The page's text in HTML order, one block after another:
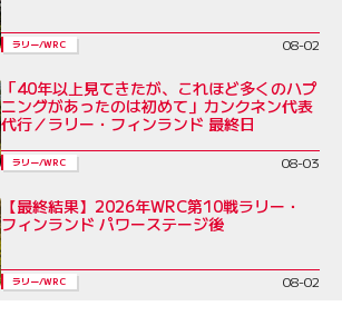
ラリー/WRC 08-02
「40年以上見てきたが、これほど多くのハプ
ニングがあったのは初めて」カンクネン代表
代行／ラリー・フィンランド 最終日
ラリー/WRC 08-03
【最終結果】2026年WRC第10戦ラリー・
フィンランド パワーステージ後
ラリー/WRC 08-02